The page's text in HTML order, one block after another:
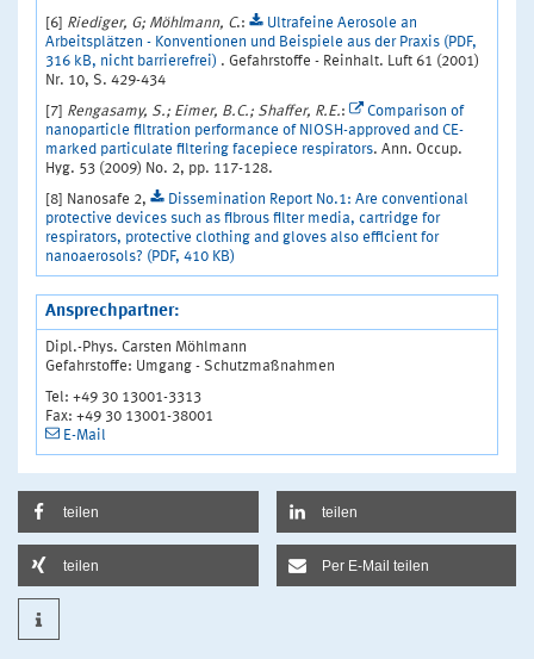
[6] Riediger, G; Möhlmann, C.:
Ultrafeine Aerosole an
Arbeitsplätzen - Konventionen und Beispiele aus der Praxis (PDF,
316 kB, nicht barrierefrei) . Gefahrstoffe - Reinhalt. Luft 61 (2001)
Nr. 10, S. 429-434
[7] Rengasamy, S.; Eimer, B.C.; Shaffer, R.E.:
Comparison of
nanoparticle filtration performance of NIOSH-approved and CE-
marked particulate filtering facepiece respirators. Ann. Occup.
Hyg. 53 (2009) No. 2, pp. 117-128.
[8] Nanosafe 2,
Dissemination Report No.1: Are conventional
protective devices such as fibrous filter media, cartridge for
respirators, protective clothing and gloves also efficient for
nanoaerosols? (PDF, 410 KB)
Ansprechpartner:
Dipl.-Phys. Carsten Möhlmann
Gefahrstoffe: Umgang - Schutzmaßnahmen
Tel: +49 30 13001-3313
Fax: +49 30 13001-38001
E-Mail
teilen teilen
teilen Per E-Mail teilen